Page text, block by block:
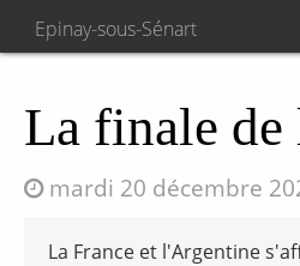
Epinay-sous-Sénart
La finale de
mardi 20 décembre
La France et l'Argentine